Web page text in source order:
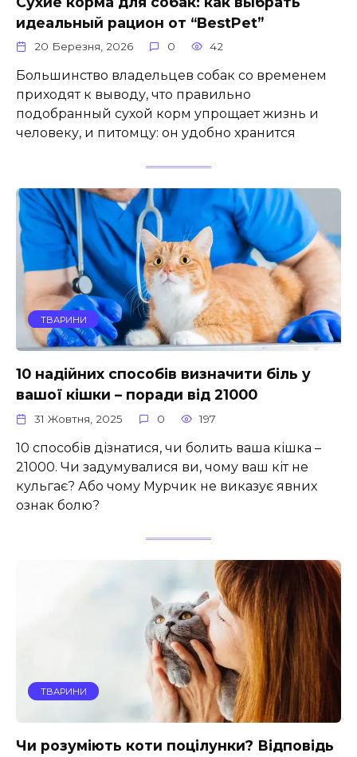
идеальный рацион от “BestPet”
20 Березня, 2026 0 42
Большинство владельцев собак со временем
приходят к выводу, что правильно
подобранный сухой корм упрощает жизнь и
человеку, и питомцу: он удобно хранится
ТВАРИНИ
10 надійних способів визначити біль у
вашої кішки – поради від 21000
31 Жовтня, 2025 0 197
10 способів дізнатися, чи болить ваша кішка –
21000. Чи задумувалися ви, чому ваш кіт не
кульгає? Або чому Мурчик не виказує явних
ознак болю?
ТВАРИНИ
Чи розуміють коти поцілунки? Відповідь